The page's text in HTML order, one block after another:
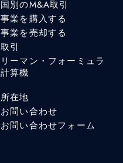
国別のM&A取引
事業を購入する
事業を売却する
取引
リーマン・フォーミュラ
計算機
所在地
お問い合わせ
お問い合わせフォーム